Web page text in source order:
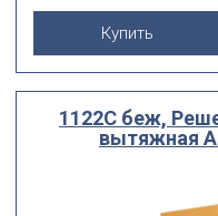
Купить
1122С беж,
вытяжная